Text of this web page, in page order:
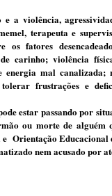
a violência,
terapeuta e
fatores
carinho; violência
ener­gia mal canalizada;
frustrações e
estar passando por
ou morte de
Orien­tação
nem acusado por